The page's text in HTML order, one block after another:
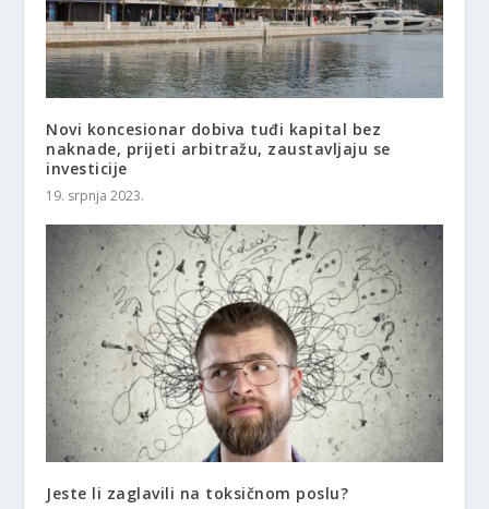
Novi koncesionar dobiva tuđi kapital bez
naknade, prijeti arbitražu, zaustavljaju se
investicije
19. srpnja 2023.
Jeste li zaglavili na toksičnom poslu?